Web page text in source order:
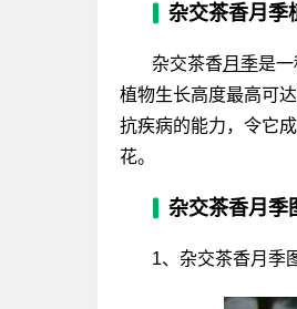
杂交茶香月季
杂交茶香月季是一
植物生长高度最高可
抗疾病的能力，令它
花。
杂交茶香月季
1、杂交茶香月季